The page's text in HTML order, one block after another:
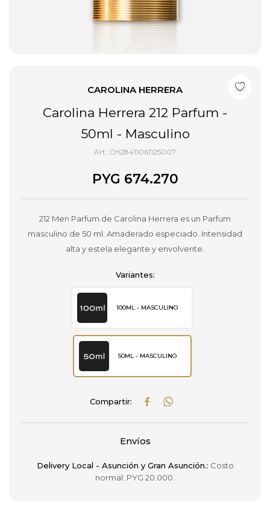
CAROLINA HERRERA
Carolina Herrera 212 Parfum -
50ml - Masculino
CH28411061125007
PYG 674.270
212 Men Parfum de Carolina Herrera es un Parfum
masculino de 50 ml. Amaderado especiado. Intensidad
alta y estela elegante y envolvente.
Variantes:
100ML - MASCULINO
50ML - MASCULINO
 
Envíos
Delivery Local - Asunción y Gran Asunción.: Costo
normal: PYG 20.000.